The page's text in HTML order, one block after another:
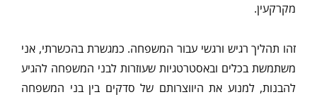
מקרקעין.
זהו תהליך רגיש ורגשי עבור המשפחה. כמגשרת בהכשרתי, אני
משתמשת בכלים ובאסטרטגיות שעוזרות לבני המשפחה להגיע
להבנות, למנוע את היווצרותם של סדקים בין בני המשפחה